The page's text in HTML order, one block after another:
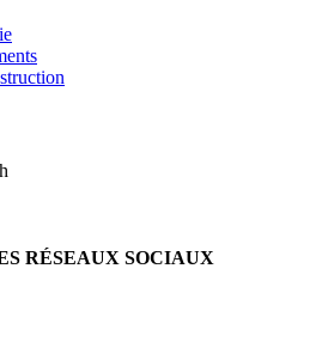
RÉSEAUX SOCIAUX